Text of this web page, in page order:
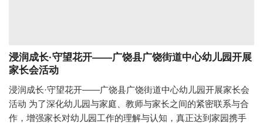
浸润成长·守望花开——广饶县广饶街道中心幼儿园开展
家长会活动
浸润成长·守望花开——广饶县广饶街道中心幼儿园开展家长会
活动 为了深化幼儿园与家庭、教师与家长之间的紧密联系与合
作，增强家长对幼儿园工作的理解与认知，真正达到家园携手